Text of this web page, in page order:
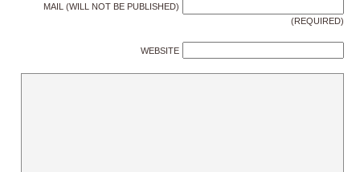
MAIL (WILL NOT BE PUBLISHED)
(REQUIRED)
WEBSITE